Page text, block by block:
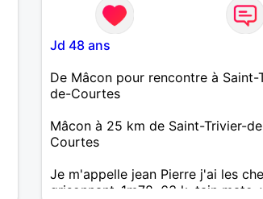
Jd 48 ans
De Mâcon pour rencontre à Saint-
de-Courtes
Mâcon à 25 km de Saint-Trivier-
Courtes
Je m'appelle jean Pierre j'ai les
grisonnant ,1m78 ,63 k ,tain mate,